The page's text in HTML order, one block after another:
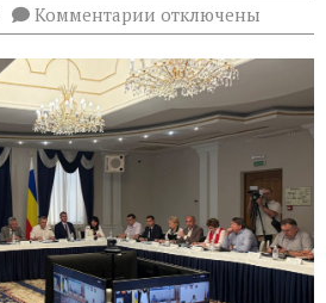
Комментарии к
записи
Эксперт
Александр
Брод
высоко
оценил
подготовку
наблюдателей
Ростовской
области
отключены